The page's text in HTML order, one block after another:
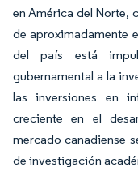
en América del Norte,
de aproximadamente
del país está
gubernamental a la
las inversiones en
creciente en el
mercado canadiense
de investigación